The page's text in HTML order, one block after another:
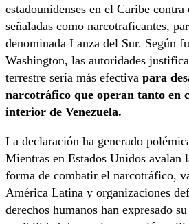
estadounidenses en el Caribe contra
señaladas como narcotraficantes,
denominada Lanza del Sur. Según
Washington, las autoridades
terrestre sería más efectiva para
narcotráfico que operan tanto en
interior de Venezuela.
La declaración ha generado
Mientras en Estados Unidos avalan
forma de combatir el narcotráfico,
América Latina y organizaciones
derechos humanos han expresado